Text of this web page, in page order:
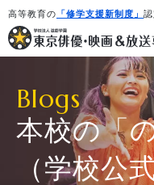
高等教育の 「修学支援新制度」
Blogs
本校の「
（学校公